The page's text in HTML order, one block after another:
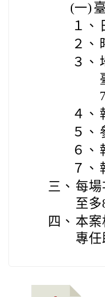
(一)
１、
２、
３、
４、
５、
６、
７、
三、 每
至多
四、 本
專